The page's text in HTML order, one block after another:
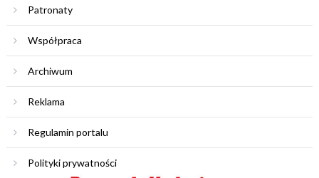
Patronaty
Współpraca
Archiwum
Reklama
Regulamin portalu
Polityki prywatności